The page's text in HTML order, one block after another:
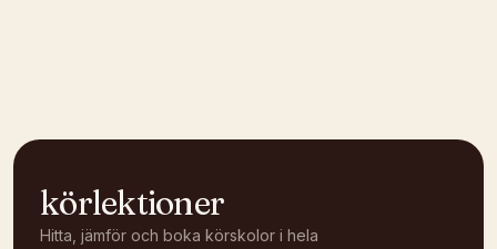
körlektioner
Hitta, jämför och boka körskolor i hela